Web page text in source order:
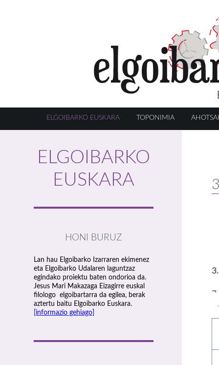
ELGOIBARKO EUSKARA TOPONIMIA
ELGOIBARKO
EUSKARA
HONI BURUZ
Lan hau Elgoibarko Izarraren ekimenez
eta Elgoibarko Udalaren laguntzaz
egindako proiektu baten ondorioa da.
Jesus Mari Makazaga Eizagirre euskal
filologo elgoibartarra da egilea, berak
aztertu baitu Elgoibarko Euskara.
[informazio gehiago]